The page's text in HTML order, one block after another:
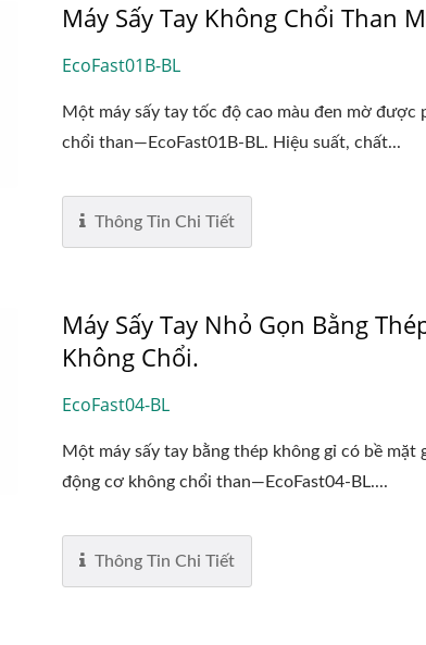
Máy Sấy Tay Không Chổi Than
EcoFast01B-BL
Một máy sấy tay tốc độ cao màu đen mờ được
chổi than—EcoFast01B-BL. Hiệu suất, chất...
Thông Tin Chi Tiết
Máy Sấy Tay Nhỏ Gọn Bằng
Không Chổi.
EcoFast04-BL
Một máy sấy tay bằng thép không gỉ có bề
động cơ không chổi than—EcoFast04-BL....
Thông Tin Chi Tiết